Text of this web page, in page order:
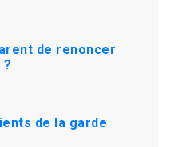
de renoncer
de la garde